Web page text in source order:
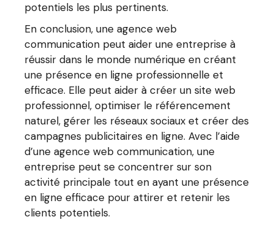
potentiels les plus pertinents.
En conclusion, une agence web
communication peut aider une entreprise à
réussir dans le monde numérique en créant
une présence en ligne professionnelle et
efficace. Elle peut aider à créer un site web
professionnel, optimiser le référencement
naturel, gérer les réseaux sociaux et créer des
campagnes publicitaires en ligne. Avec l’aide
d’une agence web communication, une
entreprise peut se concentrer sur son
activité principale tout en ayant une présence
en ligne efficace pour attirer et retenir les
clients potentiels.